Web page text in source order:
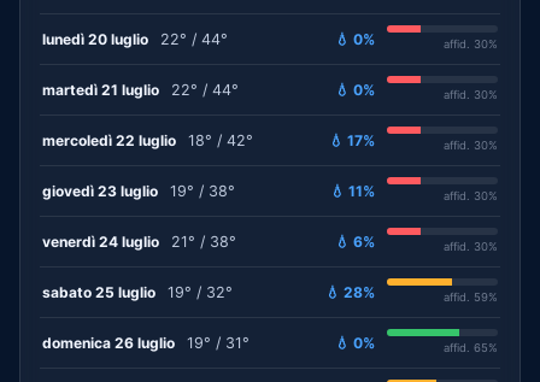
lunedì 20 luglio 22° / 44° 💧 0% affid. 30%
martedì 21 luglio 22° / 44° 💧 0% affid. 30%
mercoledì 22 luglio 18° / 42° 💧 17% affid. 30%
giovedì 23 luglio 19° / 38° 💧 11% affid. 30%
venerdì 24 luglio 21° / 38° 💧 6% affid. 30%
sabato 25 luglio 19° / 32° 💧 28% affid. 59%
domenica 26 luglio 19° / 31° 💧 0% affid. 65%